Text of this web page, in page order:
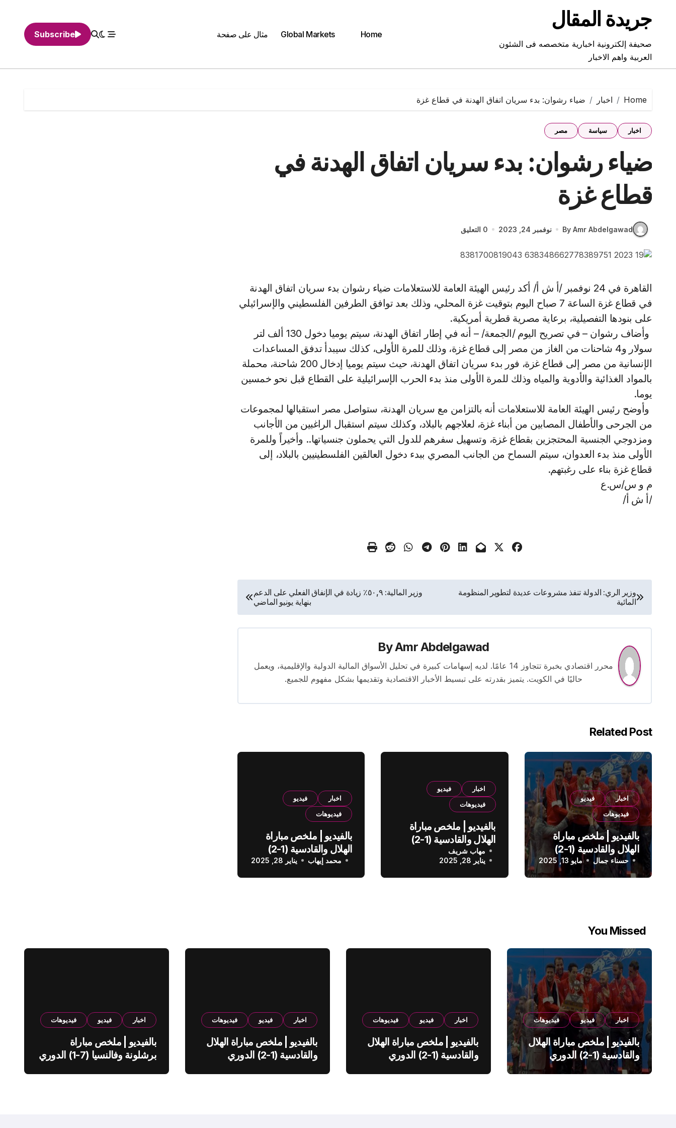
contentجريدة المقال
صحيفة إلكترونية اخبارية متخصصه فى الشئون
العربية واهم الاخبار
Home
Global Markets مثال على صفحة Subscribe
Home اخبار ضياء رشوان: بدء سريان اتفاق الهدنة في قطاع غزة
اخبار سياسة مصر
ضياء رشوان: بدء سريان اتفاق الهدنة في
قطاع غزة
By Amr Abdelgawad نوفمبر 24, 2023 0 التعليق
القاهرة في 24 نوفمبر /أ ش أ/ أكد رئيس الهيئة العامة للاستعلامات ضياء رشوان بدء سريان اتفاق الهدنة
في قطاع غزة الساعة 7 صباح اليوم بتوقيت غزة المحلي، وذلك بعد توافق الطرفين الفلسطيني والإسرائيلي
على بنودها التفصيلية، برعاية مصرية قطرية أمريكية.
‏ وأضاف رشوان – في تصريح اليوم /الجمعة/ – أنه في إطار اتفاق الهدنة، سيتم يوميا دخول 130 ألف لتر
سولار و4 شاحنات من الغاز من مصر إلى قطاع غزة، وذلك للمرة الأولى، كذلك سيبدأ تدفق المساعدات
الإنسانية من مصر إلى قطاع غزة، فور بدء سريان اتفاق الهدنة، حيث سيتم يوميا إدخال 200 شاحنة، محملة
بالمواد الغذائية والأدوية والمياه وذلك للمرة الأولى منذ بدء الحرب الإسرائيلية على القطاع قبل نحو خمسين
يوما.
‏ وأوضح رئيس الهيئة العامة للاستعلامات أنه بالتزامن مع سريان الهدنة، ستواصل مصر استقبالها لمجموعات
من الجرحى والأطفال المصابين من أبناء غزة، لعلاجهم بالبلاد، وكذلك سيتم استقبال الراغبين من الأجانب
ومزدوجي الجنسية المحتجزين بقطاع غزة، وتسهيل سفرهم للدول التي يحملون جنسياتها.. وأخيراً وللمرة
الأولى منذ بدء العدوان، سيتم السماح من الجانب المصري ببدء دخول العالقين الفلسطينيين بالبلاد، إلى
قطاع غزة بناء على رغبتهم.
م و س/س.ع
/أ ش أ/
تصفّح
المقالات
وزير الري: الدولة تنفذ مشروعات عديدة لتطوير المنظومة
المائية
وزير المالية: ٥٠,٩٪ زيادة في الإنفاق الفعلي على الدعم
بنهاية يونيو الماضي
ByAmr Abdelgawad
محرر اقتصادي بخبرة تتجاوز 14 عامًا. لديه إسهامات كبيرة في تحليل الأسواق المالية الدولية والإقليمية، ويعمل
حاليًا في الكويت. يتميز بقدرته على تبسيط الأخبار الاقتصادية وتقديمها بشكل مفهوم للجميع.
Related Post
اخبار
فيديو
فيديوهات
بالفيديو | ملخص مباراة
الهلال والقادسية (1-2)
الدوري السعودي
حسناء جمال مايو 13, 2025
اخبار
فيديو
فيديوهات
بالفيديو | ملخص مباراة
الهلال والقادسية (1-2)
الدوري السعودي
مهاب شريف
يناير 28, 2025
اخبار
فيديو
فيديوهات
بالفيديو | ملخص مباراة
الهلال والقادسية (1-2)
الدوري السعودي
محمد إيهاب يناير 28, 2025
You Missed
اخبار فيديو فيديوهات
بالفيديو | ملخص مباراة الهلال
والقادسية (1-2) الدوري
السعودي
اخبار فيديو فيديوهات
بالفيديو | ملخص مباراة الهلال
والقادسية (1-2) الدوري
اخبار فيديو فيديوهات
بالفيديو | ملخص مباراة الهلال
والقادسية (1-2) الدوري
اخبار فيديو فيديوهات
بالفيديو | ملخص مباراة
برشلونة وفالنسيا (7-1) الدوري